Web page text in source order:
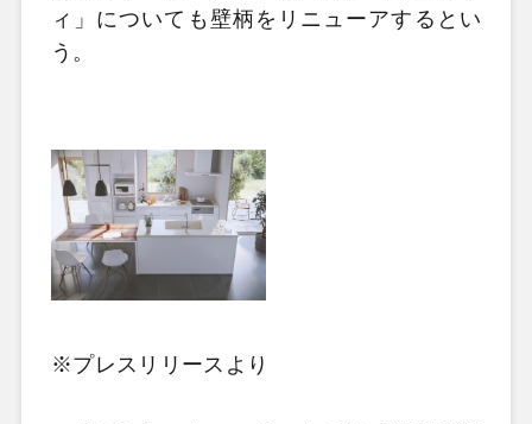
ィ」についても壁柄をリニューアするとい
う。
※プレスリリースより